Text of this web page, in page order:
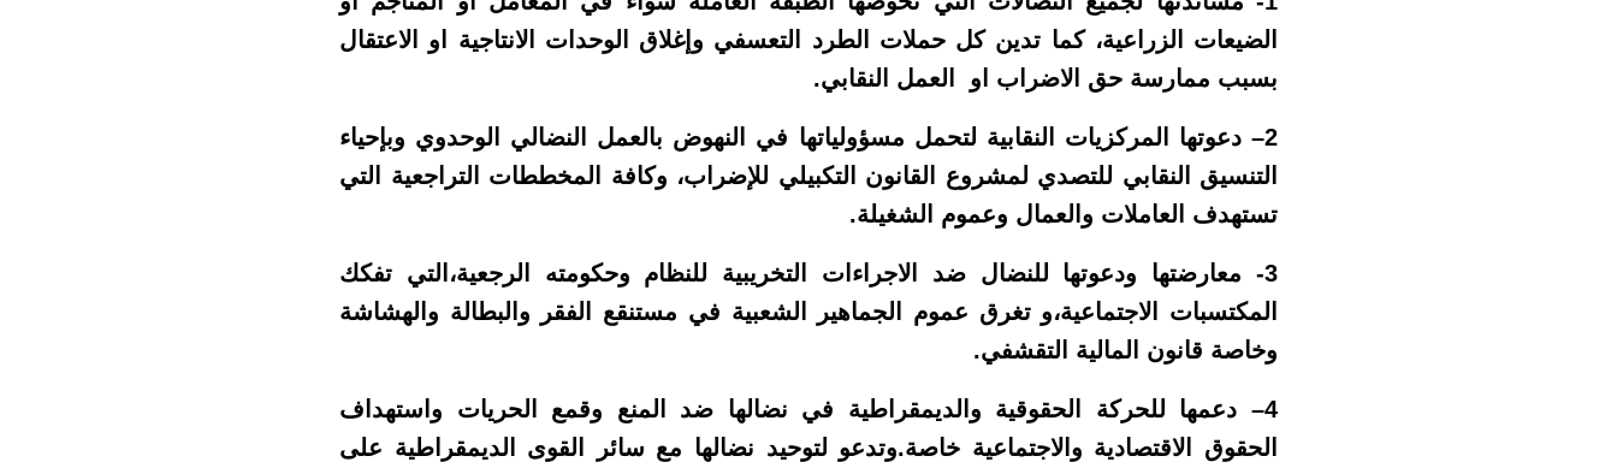
الضيعات الزراعية، كما تدين كل حملات الطرد التعسفي وإغلاق الوحدات الانتاجية او الاعتقال
بسبب ممارسة حق الاضراب او العمل النقابي.
2– دعوتها المركزيات النقابية لتحمل مسؤولياتها في النهوض بالعمل النضالي الوحدوي وبإحياء
التنسيق النقابي للتصدي لمشروع القانون التكبيلي للإضراب، وكافة المخططات التراجعية التي
تستهدف العاملات والعمال وعموم الشغيلة.
3- معارضتها ودعوتها للنضال ضد الاجراءات التخريبية للنظام وحكومته الرجعية،التي تفكك
المكتسبات الاجتماعية،و تغرق عموم الجماهير الشعبية في مستنقع الفقر والبطالة والهشاشة
وخاصة قانون المالية التقشفي.
4– دعمها للحركة الحقوقية والديمقراطية في نضالها ضد المنع وقمع الحريات واستهداف
الحقوق الاقتصادية والاجتماعية خاصة.وتدعو لتوحيد نضالها مع سائر القوى الديمقراطية على